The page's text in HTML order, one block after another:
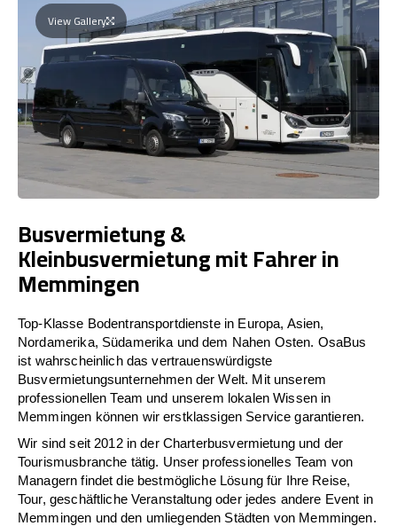
View Gallery
Busvermietung &
Kleinbusvermietung mit Fahrer in
Memmingen
Top-Klasse Bodentransportdienste in Europa, Asien,
Nordamerika, Südamerika und dem Nahen Osten. OsaBus
ist wahrscheinlich das vertrauenswürdigste
Busvermietungsunternehmen der Welt. Mit unserem
professionellen Team und unserem lokalen Wissen in
Memmingen können wir erstklassigen Service garantieren.
Wir sind seit 2012 in der Charterbusvermietung und der
Tourismusbranche tätig. Unser professionelles Team von
Managern findet die bestmögliche Lösung für Ihre Reise,
Tour, geschäftliche Veranstaltung oder jedes andere Event in
Memmingen und den umliegenden Städten von Memmingen.